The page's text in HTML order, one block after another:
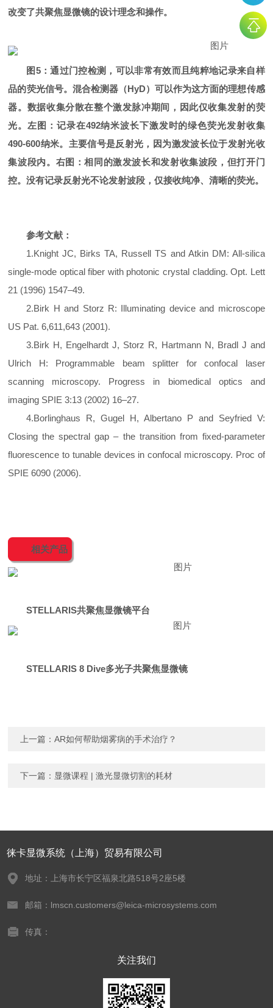
改变了共聚焦显微镜的设计理念和操作。
图5：通过门控检测，可以非常有效而且纯粹地记录来自样
品的荧光信号。混合检测器（HyD）可以作为这方面的理想传感
器。数据收集分散在整个激发脉冲期间，因此仅收集发射的荧
光。左图：记录在492纳米波长下激发时的绿色荧光发射收集
490-600纳米。主要信号是反射光，因为激发波长位于发射光收
集波段内。右图：相同的激发波长和发射收集波段，但打开门
控。没有记录反射光不论发射波段，仅接收纯净、清晰的荧光。
参考文献：
1.Knight JC, Birks TA, Russell TS and Atkin DM: All-silica
single-mode optical fiber with photonic crystal cladding. Opt. Lett
21 (1996) 1547–49.
2.Birk H and Storz R: Illuminating device and microscope
US Pat. 6,611,643 (2001).
3.Birk H, Engelhardt J, Storz R, Hartmann N, Bradl J and
Ulrich H: Programmable beam splitter for confocal laser
scanning microscopy. Progress in biomedical optics and
imaging SPIE 3:13 (2002) 16–27.
4.Borlinghaus R, Gugel H, Albertano P and Seyfried V:
Closing the spectral gap – the transition from fixed-parameter
fluorescence to tunable devices in confocal microscopy. Proc of
SPIE 6090 (2006).
相关产品
STELLARIS共聚焦显微镜平台
STELLARIS 8 Dive多光子共聚焦显微镜
上一篇：AR如何帮助烟雾病的手术治疗？
下一篇： 显微课程 | 激光显微切割的耗材
徕卡显微系统（上海）贸易有限公司
地址：上海市长宁区福泉北路518号2座5楼
邮箱：lmscn.customers@leica-microsystems.com
传真：
关注我们